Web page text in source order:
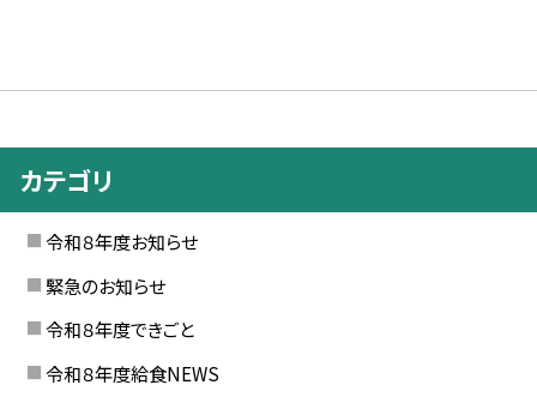
カテゴリ
令和８年度お知らせ
緊急のお知らせ
令和８年度できごと
令和８年度給食NEWS